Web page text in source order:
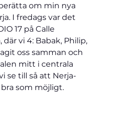
om min nya
I fredags var det
17 på Calle
där vi 4: Babak, Philip,
oss samman och
mitt i centrala
se till så att Nerja-
som möjligt.